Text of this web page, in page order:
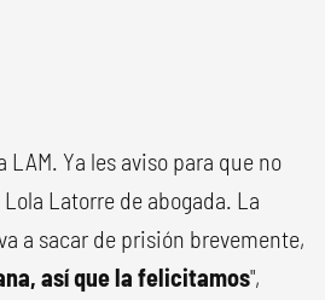
LAM. Ya les aviso para que no
Latorre de abogada. La
a sacar de prisión brevemente,
así que la felicitamos",